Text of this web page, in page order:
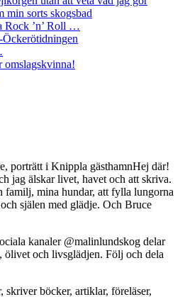
min sorts skogsbad
Rock ’n’ Roll …
Öckerötidningen
omslagskvinna!
Hej där!
jag älskar livet, havet och att skriva.
familj, mina hundar, att fylla lungorna
själen med glädje. Och Bruce
kanaler @malinlundskog delar
och livsglädjen. Följ och dela
böcker, artiklar, föreläser,